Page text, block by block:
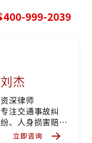
400-999-2039
刘杰
资深律师
专注交通事故纠
纷、人身损害赔偿